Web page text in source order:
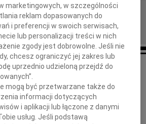
Pogrążona w żałobie Rodzina informuje, że
marketingowych, w szczególności
reklam dopasowanych do
i preferencji w swoich serwisach,
lub personalizacji treści w nich
zgody jest dobrowolne. Jeśli nie
chcesz ograniczyć jej zakres lub
uprzednio udzieloną przejdź do
mogą być przetwarzane także do
informacji dotyczących
i aplikacji lub łączone z danymi
usług. Jeśli podstawą